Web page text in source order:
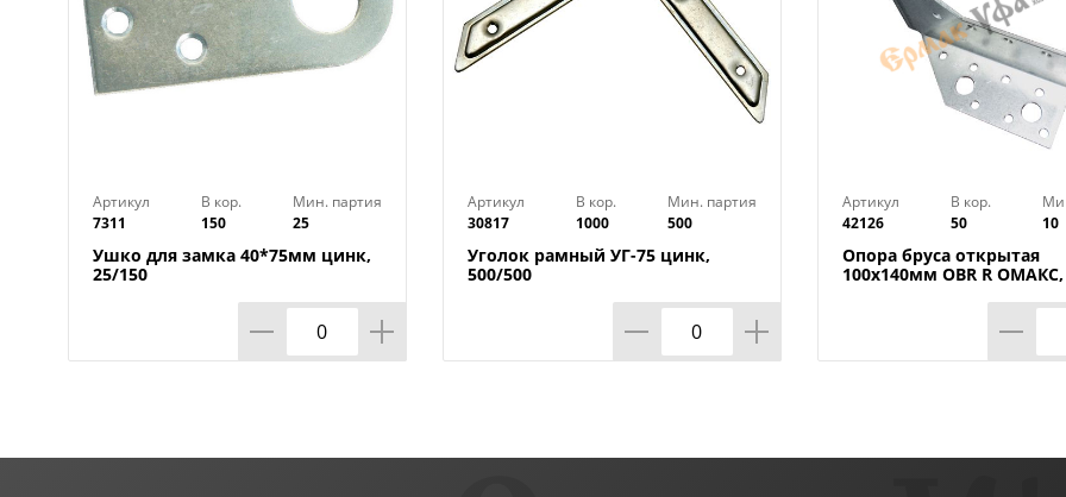
Артикул
7311
В кор.
150
Мин. партия
25
Ушко для замка 40*75мм цинк,
25/150
Артикул
30817
В кор.
1000
Мин. партия
500
Уголок рамный УГ-75 цинк,
500/500
Артикул
42126
В кор.
50
10
Опора бруса открытая
100х140мм OBR R